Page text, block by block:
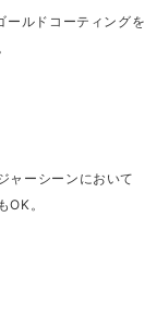
ールドコーティングを
ャーシーンにおいて
。